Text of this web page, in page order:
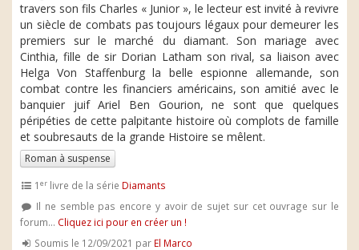
travers son fils Charles « Junior », le lecteur est invité à revivre
un siècle de combats pas toujours légaux pour demeurer les
premiers sur le marché du diamant. Son mariage avec
Cinthia, fille de sir Dorian Latham son rival, sa liaison avec
Helga Von Staffenburg la belle espionne allemande, son
combat contre les financiers américains, son amitié avec le
banquier juif Ariel Ben Gourion, ne sont que quelques
péripéties de cette palpitante histoire où complots de famille
et soubresauts de la grande Histoire se mêlent.
Roman à suspense
1er livre de la série Diamants
Il ne semble pas encore y avoir de sujet sur cet ouvrage sur le
forum... Cliquez ici pour en créer un !
Soumis le 12/09/2021 par El Marco